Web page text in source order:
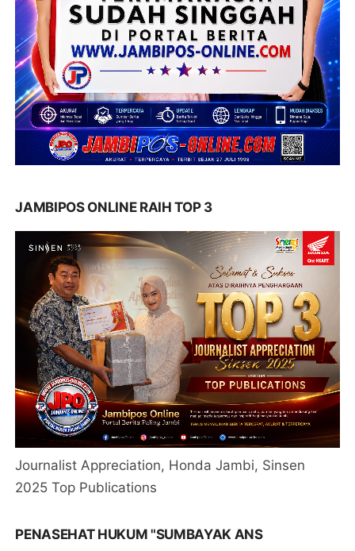
JAMBIPOS ONLINE RAIH TOP 3
Journalist Appreciation, Honda Jambi, Sinsen
2025 Top Publications
PENASEHAT HUKUM "SUMBAYAK ANS